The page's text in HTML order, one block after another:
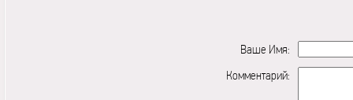
Ваше Имя:
Комментарий: